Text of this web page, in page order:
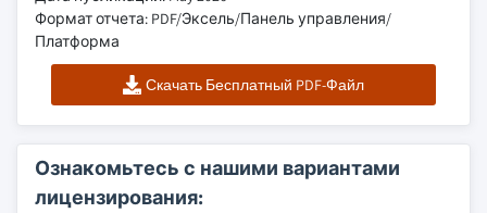
Формат отчета: PDF/Эксель/Панель управления/
Платформа
Скачать Бесплатный PDF-Файл
Ознакомьтесь с нашими вариантами
лицензирования: